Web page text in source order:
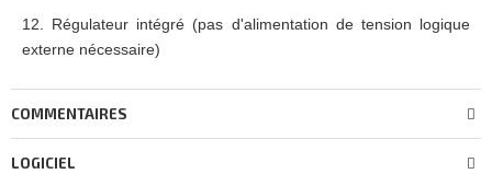
12. Régulateur intégré (pas d'alimentation de tension logique
externe nécessaire)
COMMENTAIRES
LOGICIEL